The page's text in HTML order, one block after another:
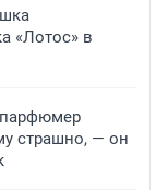
«Лотос» в
парфюмер
страшно, — он